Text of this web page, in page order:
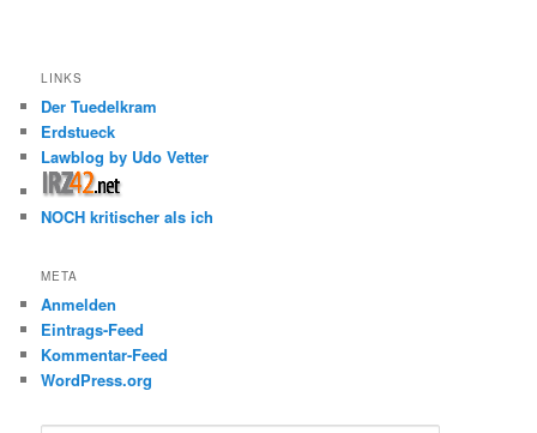
LINKS
Der Tuedelkram
Erdstueck
Lawblog by Udo Vetter
NOCH kritischer als ich
META
Anmelden
Eintrags-Feed
Kommentar-Feed
WordPress.org